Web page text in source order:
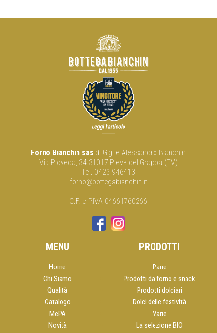
Forno Bianchin sas di Gigi e Alessandro Bianchin
Via Piovega, 34 31017 Pieve del Grappa (TV)
Tel. 0423 946413
forno@bottegabianchin.it
C.F. e P.IVA 04661760266
MENU
Home
Chi Siamo
Qualità
Catalogo
MePA
Novità
PRODOTTI
Pane
Prodotti da forno e snack
Prodotti dolciari
Dolci delle festività
Varie
La selezione BIO